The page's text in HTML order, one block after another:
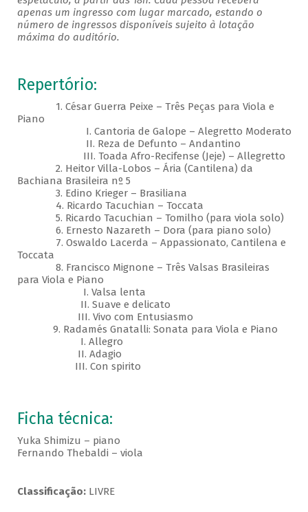
apenas um ingresso com lugar marcado, estando o
número de ingressos disponíveis sujeito à lotação
máxima do auditório.
Repertório:
1. César Guerra Peixe – Três Peças para Viola e
Piano
I. Cantoria de Galope – Alegretto Moderato
II. Reza de Defunto – Andantino
III. Toada Afro-Recifense (Jeje) – Allegretto
2. Heitor Villa-Lobos – Ária (Cantilena) da
Bachiana Brasileira nº 5
3. Edino Krieger – Brasiliana
4. Ricardo Tacuchian – Toccata
5. Ricardo Tacuchian – Tomilho (para viola solo)
6. Ernesto Nazareth – Dora (para piano solo)
7. Oswaldo Lacerda – Appassionato, Cantilena e
Toccata
8. Francisco Mignone – Três Valsas Brasileiras
para Viola e Piano
I. Valsa lenta
II. Suave e delicato
III. Vivo com Entusiasmo
9. Radamés Gnatalli: Sonata para Viola e Piano
I. Allegro
II. Adagio
III. Con spirito
Ficha técnica:
Yuka Shimizu – piano
Fernando Thebaldi – viola
Classificação:LIVRE